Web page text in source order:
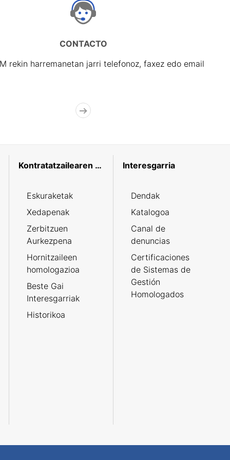
CONTACTO
rekin harremanetan jarri telefonoz, faxez edo email
Kontratatzailearen profila
Eskuraketak
Xedapenak
Zerbitzuen
Aurkezpena
Hornitzaileen
homologazioa
Beste Gai
Interesgarriak
Historikoa
Interesgarria
Dendak
Katalogoa
Canal de
denuncias
Certificaciones
de Sistemas de
Gestión
Homologados